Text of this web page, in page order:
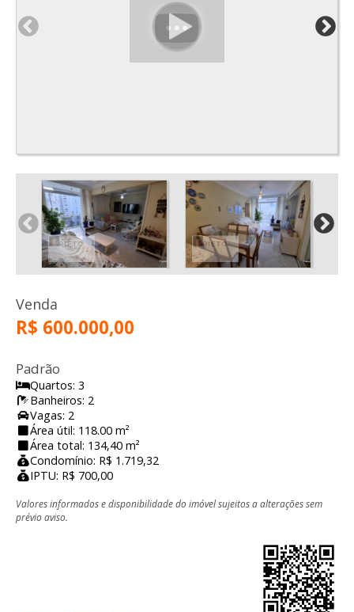
Venda
R$ 600.000,00
Padrão
Quartos: 3
Banheiros: 2
Vagas: 2
Área útil: 118.00 m²
Área total: 134,40 m²
Condomínio: R$ 1.719,32
IPTU: R$ 700,00
Valores informados e disponibilidade do imóvel sujeitos a alterações sem
prévio aviso.